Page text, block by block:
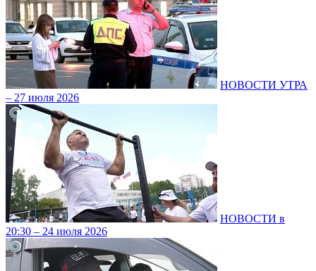
НОВОСТИ УТРА
– 27 июля 2026
НОВОСТИ в
20:30 – 24 июля 2026